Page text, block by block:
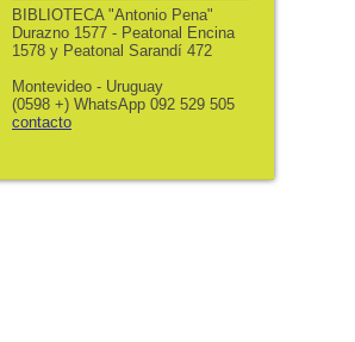
BIBLIOTECA "Antonio Pena"
Durazno 1577 - Peatonal Encina
1578 y Peatonal Sarandí 472
Montevideo - Uruguay
(0598 +) WhatsApp 092 529 505
contacto